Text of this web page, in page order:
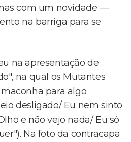
com um novidade —
na barriga para se
na apresentação de
na qual os Mutantes
para algo
desligado/ Eu nem sinto
e não vejo nada/ Eu só
Na foto da contracapa